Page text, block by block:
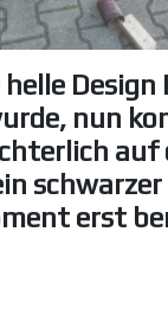
Design
nun
auf
schwarzer
erst